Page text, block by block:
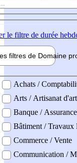
le filtre de durée
filtres de Domaine
professionel
Achats /
Arts / Artisanat d'art
Banque / Assurance
Bâtiment / Travaux
Commerce / Vente
Communication /